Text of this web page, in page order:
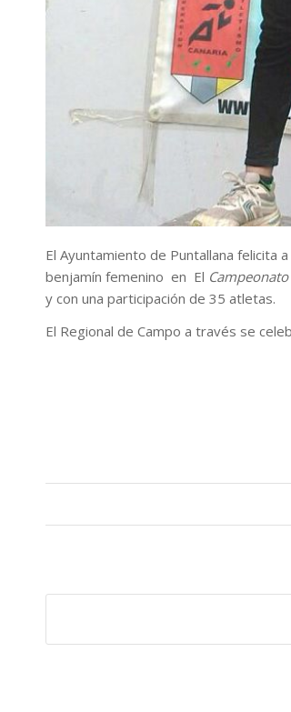
El Ayuntamiento de Puntallana felicita a
benjamín femenino en El
y con una participación de 35 atletas.
El Regional de Campo a través se